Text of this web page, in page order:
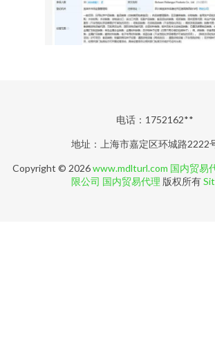
电话：1752162**
地址：上海市嘉定区环城路2222
Copyright © 2026www.mdlturl.com 国内贸易
限公司 国内贸易代理 版权所有